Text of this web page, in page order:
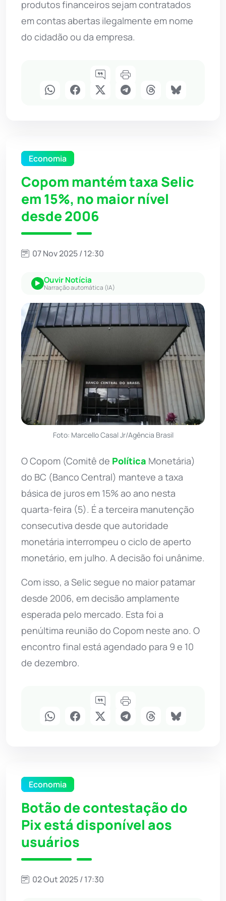
produtos financeiros sejam contratados
em contas abertas ilegalmente em nome
do cidadão ou da empresa.
Economia
Copom mantém taxa Selic
em 15%, no maior nível
desde 2006
07 Nov 2025 / 12:30
Ouvir Notícia
Narração automática (IA)
Foto: Marcello Casal Jr/Agência Brasil
O Copom (Comitê de Política Monetária)
do BC (Banco Central) manteve a taxa
básica de juros em 15% ao ano nesta
quarta-feira (5). É a terceira manutenção
consecutiva desde que autoridade
monetária interrompeu o ciclo de aperto
monetário, em julho. A decisão foi unânime.
Com isso, a Selic segue no maior patamar
desde 2006, em decisão amplamente
esperada pelo mercado. Esta foi a
penúltima reunião do Copom neste ano. O
encontro final está agendado para 9 e 10
de dezembro.
Economia
Botão de contestação do
Pix está disponível aos
usuários
02 Out 2025 / 17:30